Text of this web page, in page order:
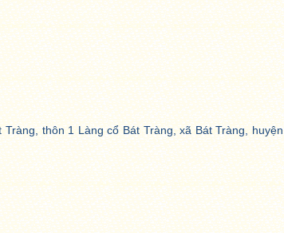
thôn 1 Làng cổ Bát Tràng, xã Bát Tràng, huyện